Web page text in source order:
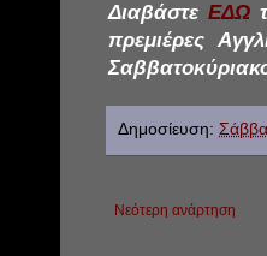
ΔιαβάστεΕΔΩ
πρεμιέρες
Δημοσίευση:
Νεότερη ανάρτηση